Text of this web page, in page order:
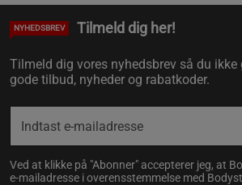
NYHEDSBREV Tilmeld dig her!
Tilmeld dig vores nyhedsbrev så du
gode tilbud, nyheder og rabatkoder.
Ved at klikke på "Abonner" accepterer jeg, at
e-mailadresse i overensstemmelse med